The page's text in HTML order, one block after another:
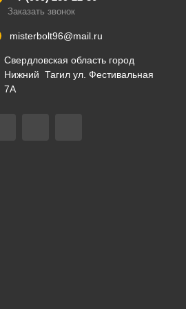
Заказать звонок
misterbolt96@mail.ru
Свердловская область город
Нижний Тагил ул. Фестивальная
7А